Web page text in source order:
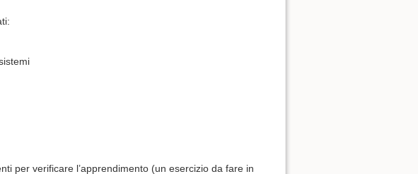
per verificare l’apprendimento (un esercizio da fare in